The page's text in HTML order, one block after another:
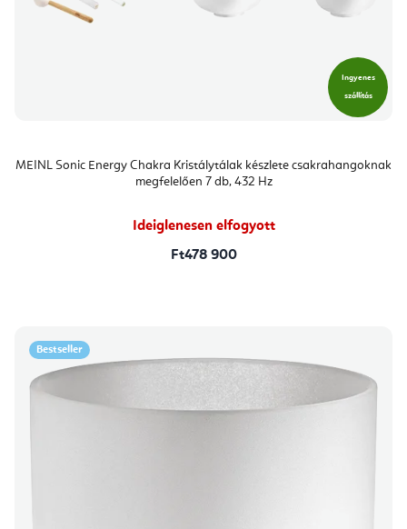
Ingyenes
szállítás
MEINL Sonic Energy Chakra Kristálytálak készlete csakrahangoknak
megfelelően 7 db, 432 Hz
Ideiglenesen elfogyott
Ft478 900
Bestseller